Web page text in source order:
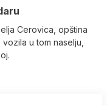
Cerovica, opština
u tom naselju,